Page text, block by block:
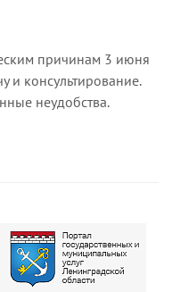
причинам 3 июня
и консультирование.
неудобства.